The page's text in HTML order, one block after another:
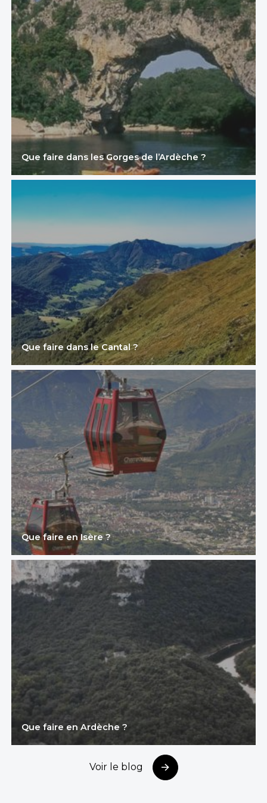
Que faire dans les Gorges de l’Ardèche ?
Que faire dans le Cantal ?
Que faire en Isère ?
Que faire en Ardèche ?
Voir le blog